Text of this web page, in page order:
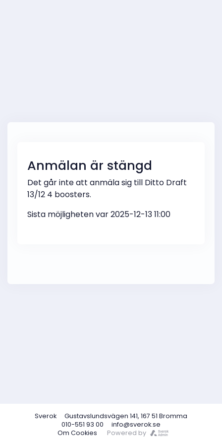
Anmälan är stängd
Det går inte att anmäla sig till Ditto Draft
13/12 4 boosters.
Sista möjligheten var 2025-12-13 11:00
Om Cookies Powered by
Sverok
Gustavslundsvägen 141, 167 51 Bromma
010-551 93 00
info@sverok.se